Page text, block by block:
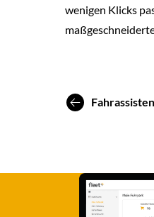
wenigen Klicks